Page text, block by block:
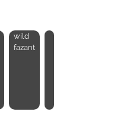
wild
fazant